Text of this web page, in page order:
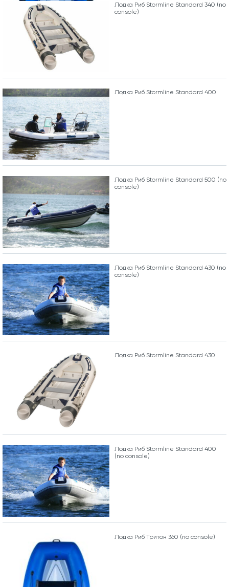
Лодка Риб Stormline Standard 340 (no
console)
Лодка Риб Stormline Standard 400
Лодка Риб Stormline Standard 500 (no
console)
Лодка Риб Stormline Standard 430 (no
console)
Лодка Риб Stormline Standard 430
Лодка Риб Stormline Standard 400
(no console)
Лодка Риб Тритон 360 (no console)